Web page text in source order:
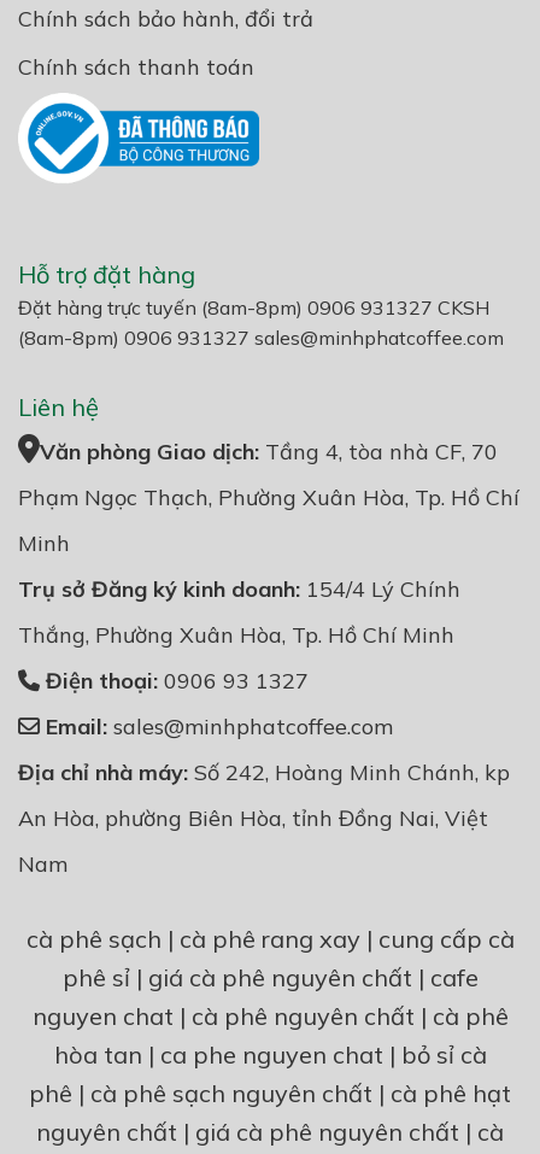
Chính sách bảo hành, đổi trả
Chính sách thanh toán
Hỗ trợ đặt hàng
Đặt hàng trực tuyến (8am-8pm) 0906 931327 CKSH
(8am-8pm) 0906 931327 sales@minhphatcoffee.com
Liên hệ
Văn phòng Giao dịch: Tầng 4, tòa nhà CF, 70
Phạm Ngọc Thạch, Phường Xuân Hòa, Tp. Hồ Chí
Minh
Trụ sở Đăng ký kinh doanh: 154/4 Lý Chính
Thắng, Phường Xuân Hòa, Tp. Hồ Chí Minh
Điện thoại: 0906 93 1327
Email: sales@minhphatcoffee.com
Địa chỉ nhà máy: Số 242, Hoàng Minh Chánh, kp
An Hòa, phường Biên Hòa, tỉnh Đồng Nai, Việt
Nam
cà phê sạch | cà phê rang xay| cung cấp cà
phê sỉ| giá cà phê nguyên chất | cafe
nguyen chat | cà phê nguyên chất | cà phê
hòa tan | ca phe nguyen chat | bỏ sỉ cà
phê | cà phê sạch nguyên chất | cà phê hạt
nguyên chất | giá cà phê nguyên chất | cà